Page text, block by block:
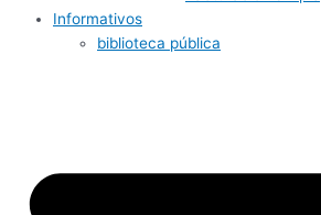
Informativos
biblioteca pública